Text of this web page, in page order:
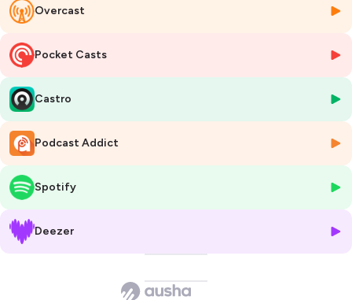
de rythme intense ou de transformation par exemple ?
Tout est question d’organisation !
Marie reviendra sur ses propres expériences et nous donnera son
échanges avec son équipe !
Hébergé par Ausha. Visitezausha.co/politique-de-confidentialite
pour plus d'informations.
Overcast
Pocket Casts
Castro
Podcast Addict
Spotify
Deezer